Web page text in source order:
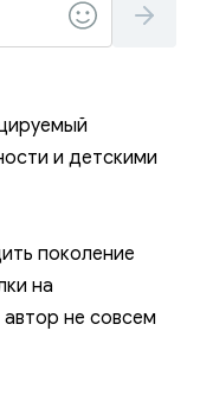
и детскими
поколение
на
не совсем